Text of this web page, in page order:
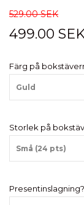
529.00 SEK
499.00
Färg på
Guld
Storlek på
Små (24 pts)